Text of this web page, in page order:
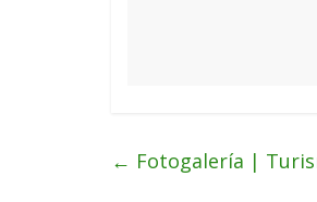
← Fotogalería |